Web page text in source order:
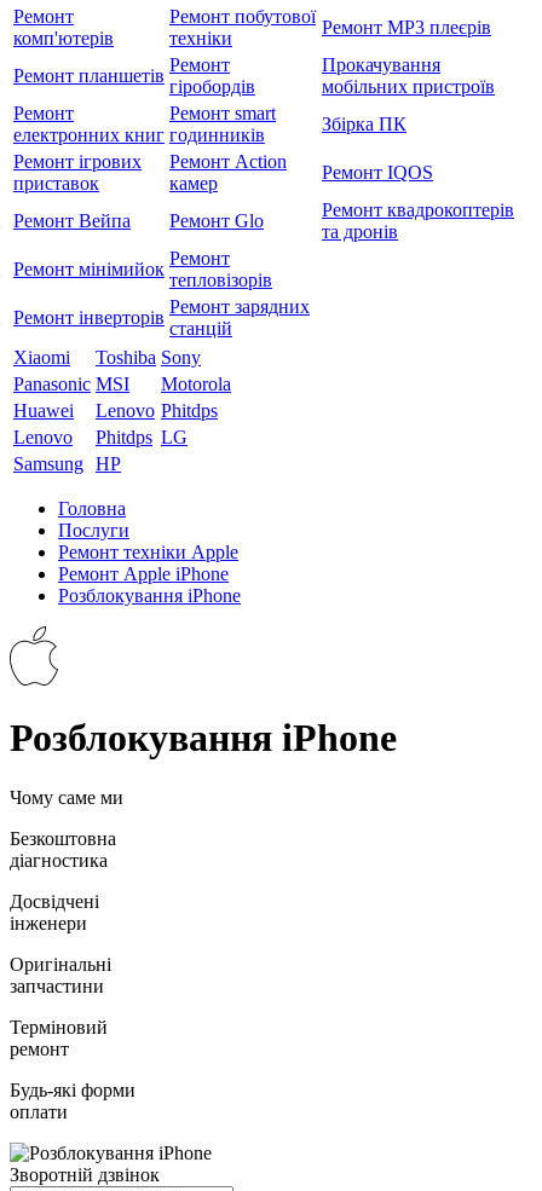
Ремонт
комп'ютерів
Ремонт побутової
техніки
Ремонт MP3 плеєрів
Ремонт планшетів
Ремонт
гіробордів
Прокачування
мобільних пристроїв
Ремонт
електронних книг
Ремонт smart
годинників
Збірка ПК
Ремонт ігрових
приставок
Ремонт Action
камер
Ремонт IQOS
Ремонт Вейпа Ремонт Glo
Ремонт квадрокоптерів
та дронів
Ремонт мiнiмийок
Ремонт
тепловізорів
Ремонт інверторів
Ремонт зарядних
станцій
Xiaomi
Toshiba Sony
Panasonic MSI
Motorola
Huawei
Lenovo Phitdps
Lenovo
Phitdps LG
Samsung HP
Головна
Послуги
Ремонт техніки Apple
Ремонт Apple iPhone
Розблокування iPhone
Розблокування iPhone
Чому саме ми
Безкоштовна
діагностика
Досвідчені
інженери
Оригінальні
запчастини
Терміновий
ремонт
Будь-які форми
оплати
Зворотній дзвінок